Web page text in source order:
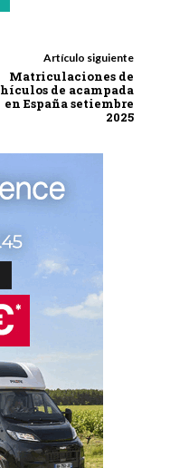
Artículo siguiente
Matriculaciones de
de acampada
en España setiembre
2025